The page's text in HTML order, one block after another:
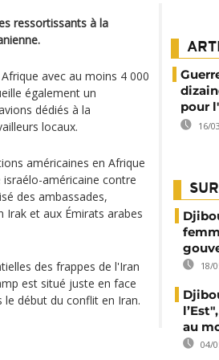
ressortissants à la
avec au moins 4 000
également un
dédiés à la
locaux.
américaines en Afrique
américaine contre
des ambassades,
Irak et aux Émirats arabes
des frappes de l'Iran
est situé juste en face
début du conflit en Iran.
pour
16/
18/
au
04/